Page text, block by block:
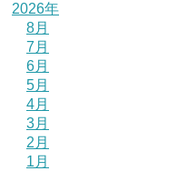
2026年
8月
7月
6月
5月
4月
3月
2月
1月